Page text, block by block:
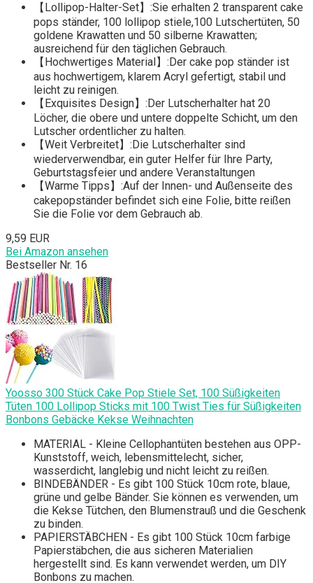
【Lollipop-Halter-Set】:Sie erhalten 2 transparent cake
pops ständer, 100 lollipop stiele,100 Lutschertüten, 50
goldene Krawatten und 50 silberne Krawatten;
ausreichend für den täglichen Gebrauch.
【Hochwertiges Material】:Der cake pop ständer ist
aus hochwertigem, klarem Acryl gefertigt, stabil und
leicht zu reinigen.
【Exquisites Design】:Der Lutscherhalter hat 20
Löcher, die obere und untere doppelte Schicht, um den
Lutscher ordentlicher zu halten.
【Weit Verbreitet】:Die Lutscherhalter sind
wiederverwendbar, ein guter Helfer für Ihre Party,
Geburtstagsfeier und andere Veranstaltungen
【Warme Tipps】:Auf der Innen- und Außenseite des
cakepopständer befindet sich eine Folie, bitte reißen
Sie die Folie vor dem Gebrauch ab.
9,59 EUR
Bei Amazon ansehen
Bestseller Nr. 16
Yoosso 300 Stück Cake Pop Stiele Set, 100 Süßigkeiten
Tüten 100 Lollipop Sticks mit 100 Twist Ties für Süßigkeiten
Bonbons Gebäcke Kekse Weihnachten
MATERIAL - Kleine Cellophantüten bestehen aus OPP-
Kunststoff, weich, lebensmittelecht, sicher,
wasserdicht, langlebig und nicht leicht zu reißen.
BINDEBÄNDER - Es gibt 100 Stück 10cm rote, blaue,
grüne und gelbe Bänder. Sie können es verwenden, um
die Kekse Tütchen, den Blumenstrauß und die Geschenk
zu binden.
PAPIERSTÄBCHEN - Es gibt 100 Stück 10cm farbige
Papierstäbchen, die aus sicheren Materialien
hergestellt sind. Es kann verwendet werden, um DIY
Bonbons zu machen.